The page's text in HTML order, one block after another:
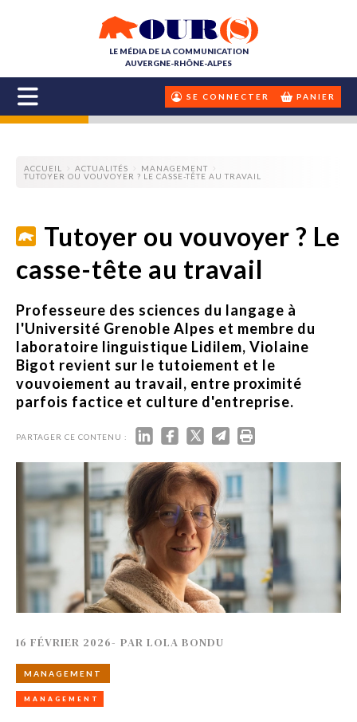
LE MÉDIA DE LA COMMUNICATION
AUVERGNE-RHÔNE-ALPES
SE CONNECTER PANIER
ACCUEIL ACTUALITÉS
MANAGEMENT
TUTOYER OU VOUVOYER ? LE CASSE-TÊTE AU TRAVAIL
Tutoyer ou vouvoyer ? Le
casse-tête au travail
Professeure des sciences du langage à
l'Université Grenoble Alpes et membre du
laboratoire linguistique Lidilem, Violaine
Bigot revient sur le tutoiement et le
vouvoiement au travail, entre proximité
parfois factice et culture d'entreprise.
PARTAGER CE CONTENU :
16 FÉVRIER 2026- PAR LOLA BONDU
MANAGEMENT
MANAGEMENT